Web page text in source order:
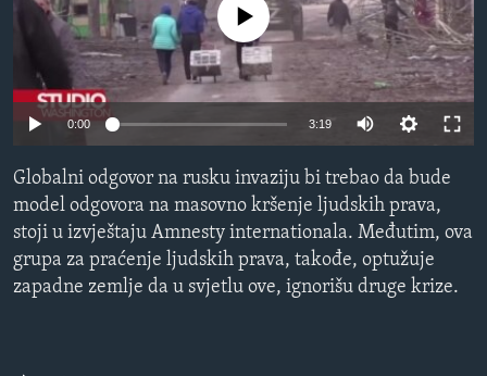
MAGAZIN
O GLASU AMERIKE
Learning English
PRATITE NAS
Jezici
No media source currently available
0:00 3:19
Globalni odgovor na rusku invaziju bi trebao da bude
model odgovora na masovno kršenje ljudskih prava,
stoji u izvještaju Amnesty internationala. Međutim, ova
grupa za praćenje ljudskih prava, takođe, optužuje
zapadne zemlje da u svjetlu ove, ignorišu druge krize.